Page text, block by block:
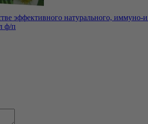
эффективного натурального,
ф/п